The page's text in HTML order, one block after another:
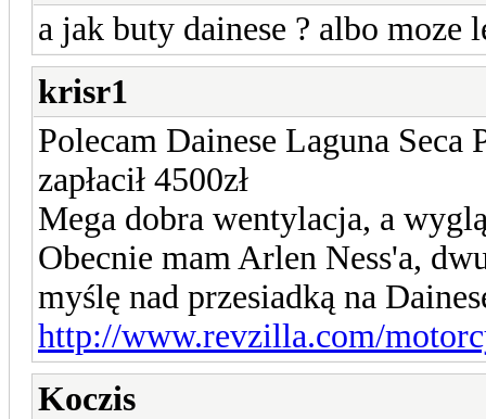
a jak buty dainese ? albo moze
krisr1
Polecam Dainese Laguna
zapłacił 4500zł
Mega dobra wentylacja, a
Obecnie mam Arlen Ness'a,
myślę nad przesiadką na
http://www.revzilla.com/
Koczis